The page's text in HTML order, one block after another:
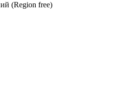
(Region free)